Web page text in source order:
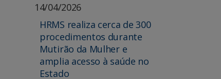
14/04/2026
HRMS realiza cerca de 300
procedimentos durante
Mutirão da Mulher e
amplia acesso à saúde no
Estado